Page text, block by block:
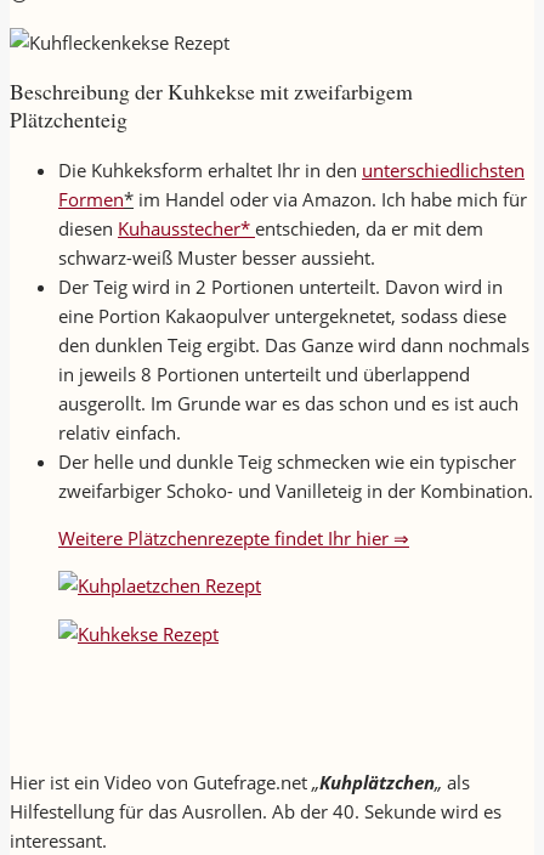
Beschreibung der Kuhkekse mit zweifarbigem
Plätzchenteig
Die Kuhkeksform erhaltet Ihr in den unterschiedlichsten
Formen* im Handel oder via Amazon. Ich habe mich für
diesen Kuhausstecher* entschieden, da er mit dem
schwarz-weiß Muster besser aussieht.
Der Teig wird in 2 Portionen unterteilt. Davon wird in
eine Portion Kakaopulver untergeknetet, sodass diese
den dunklen Teig ergibt. Das Ganze wird dann nochmals
in jeweils 8 Portionen unterteilt und überlappend
ausgerollt. Im Grunde war es das schon und es ist auch
relativ einfach.
Der helle und dunkle Teig schmecken wie ein typischer
zweifarbiger Schoko- und Vanilleteig in der Kombination.
Weitere Plätzchenrezepte findet Ihr hier ⇒
Hier ist ein Video von Gutefrage.net „Kuhplätzchen„ als
Hilfestellung für das Ausrollen. Ab der 40. Sekunde wird es
interessant.